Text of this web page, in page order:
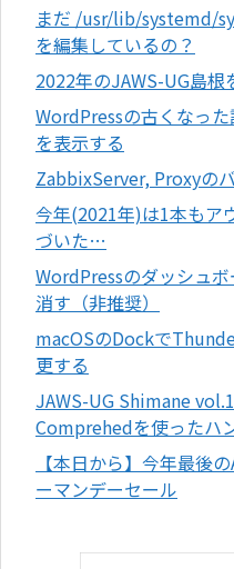
まだ /usr/lib/systemd/
を編集しているの？
2022年のJAWS-UG島根
WordPressの古くなっ
を表示する
ZabbixServer, Proxyの
今年(2021年)は1本もア
づいた…
WordPressのダッシュ
消す（非推奨）
macOSのDockで
更する
JAWS-UG Shimane
Comprehedを使ったハ
【本日から】今年最後
ーマンデーセール